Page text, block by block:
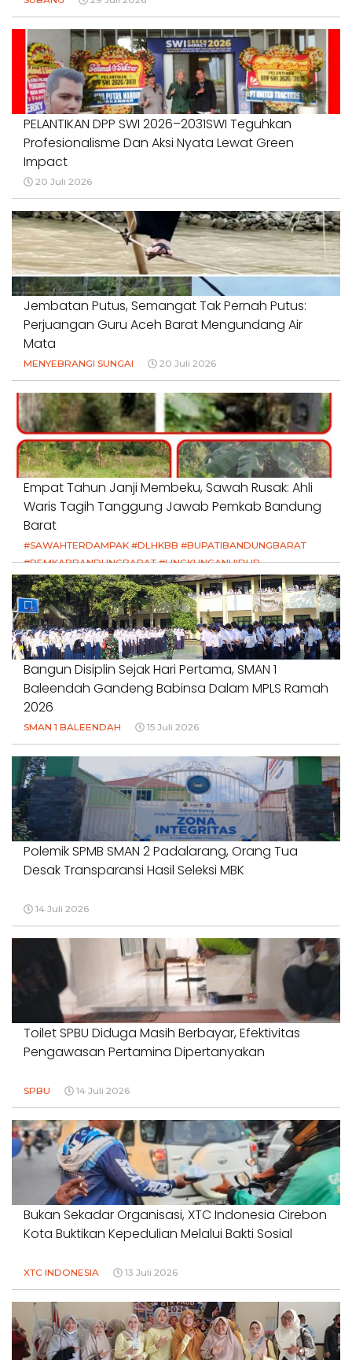
PELANTIKAN DPP SWI 2026–2031SWI Teguhkan
Profesionalisme Dan Aksi Nyata Lewat Green
Impact
20 Juli 2026
Jembatan Putus, Semangat Tak Pernah Putus:
Perjuangan Guru Aceh Barat Mengundang Air
Mata
MENYEBRANGI SUNGAI 20 Juli 2026
Empat Tahun Janji Membeku, Sawah Rusak: Ahli
Waris Tagih Tanggung Jawab Pemkab Bandung
Barat
#SAWAHTERDAMPAK #DLHKBB #BUPATIBANDUNGBARAT
#PEMKABBANDUNGBARAT #LINGKUNGANHIDUP
#HAKPETANI #KEADILANUNTUKPETANI
#NORMALISASISALURAN #IRIGASIRUSAK
#DUGAANPENCEMARAN #AKUNTABILITASPEMERINTAH
18 Juli 2026
Bangun Disiplin Sejak Hari Pertama, SMAN 1
Baleendah Gandeng Babinsa Dalam MPLS Ramah
2026
SMAN 1 BALEENDAH 15 Juli 2026
Polemik SPMB SMAN 2 Padalarang, Orang Tua
Desak Transparansi Hasil Seleksi MBK
14 Juli 2026
Toilet SPBU Diduga Masih Berbayar, Efektivitas
Pengawasan Pertamina Dipertanyakan
SPBU 14 Juli 2026
Bukan Sekadar Organisasi, XTC Indonesia Cirebon
Kota Buktikan Kepedulian Melalui Bakti Sosial
XTC INDONESIA 13 Juli 2026